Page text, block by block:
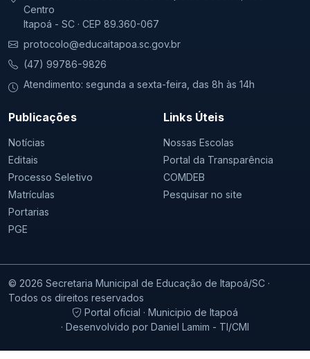
Centro
Itapoá - SC · CEP 89.360-067
protocolo@educaitapoa.sc.gov.br
(47) 99786-9826
Atendimento: segunda a sexta-feira, das 8h às 14h
Publicações
Notícias
Editais
Processo Seletivo
Matrículas
Portarias
PGE
Links Úteis
Nossas Escolas
Portal da Transparência
COMDEB
Pesquisar no site
© 2026 Secretaria Municipal de Educação de Itapoá/SC ·
Todos os direitos reservados
Portal oficial · Municipio de Itapoá
· Desenvolvido por Daniel Lamim - TI/CMI